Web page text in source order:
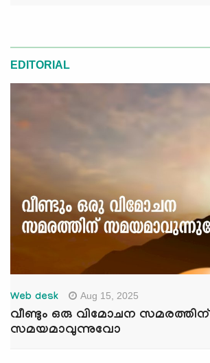
EDITORIAL
Web desk Aug 15, 2025
വീണ്ടും ഒരു വിമോചന സമരത്തിന്
സമയമാവുന്നുവോ